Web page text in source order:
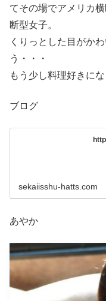
てその場でアメリカ
断型女子。
くりっとした目がか
う・・・
もう少し料理好きに
ブログ
sekaiisshu-hatts.com
あやか